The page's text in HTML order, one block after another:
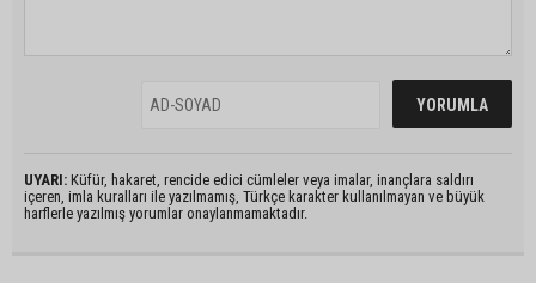
UYARI: Küfür, hakaret, rencide edici cümleler veya imalar, inançlara saldırı
içeren, imla kuralları ile yazılmamış, Türkçe karakter kullanılmayan ve büyük
harflerle yazılmış yorumlar onaylanmamaktadır.